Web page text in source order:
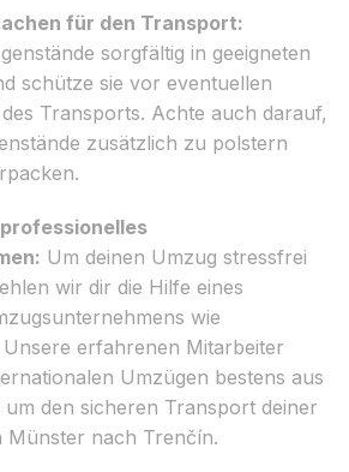
für den Transport:
sorgfältig in geeigneten
schütze sie vor eventuellen
Transports. Achte auch darauf,
zusätzlich zu polstern
Um deinen Umzug stressfrei
wir dir die Hilfe eines
wie
erfahrenen Mitarbeiter
Umzügen bestens aus
den sicheren Transport deiner
Münster nach Trenčín.